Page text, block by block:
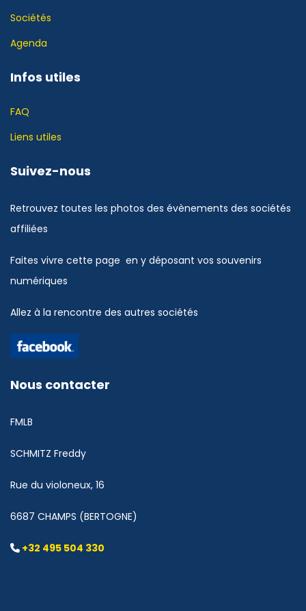
Sociétés
Agenda
Infos utiles
FAQ
Liens utiles
Suivez-nous
Retrouvez toutes les photos des évènements des sociétés
affiliées
Faites vivre cette page en y déposant vos souvenirs
numériques
Allez à la rencontre des autres sociétés
Nous contacter
FMLB
SCHMITZ Freddy
Rue du violoneux, 16
6687 CHAMPS (BERTOGNE)
+32 495 504 330